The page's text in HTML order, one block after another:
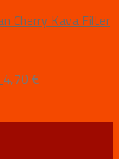
Kava Filter
4,70 €